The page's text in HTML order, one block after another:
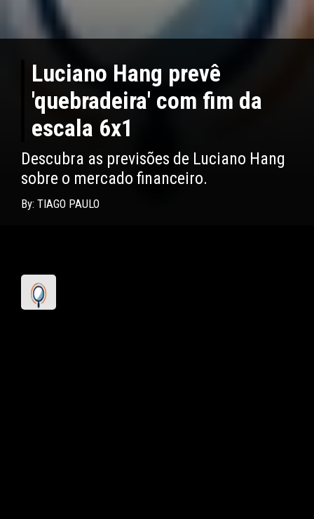
Luciano Hang prevê
'quebradeira' com fim da
escala 6x1
Descubra as previsões de Luciano Hang
sobre o mercado financeiro.
By: TIAGO PAULO